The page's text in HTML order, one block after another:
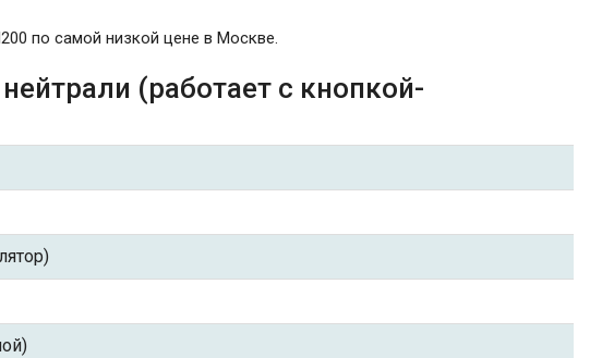
по самой низкой цене в Москве.
(работает с кнопкой-